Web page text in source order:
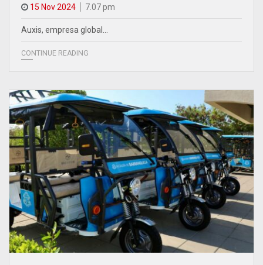
15 Nov 2024 7.07 pm
Auxis, empresa global…
CONTINUE READING